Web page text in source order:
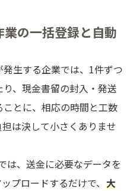
の一括登録と自動
生する企業では、1件ずつ
、現金書留の封入・発送
とに、相応の時間と工数
は決して小さくありませ
は、送金に必要なデータを
プロードするだけで、大